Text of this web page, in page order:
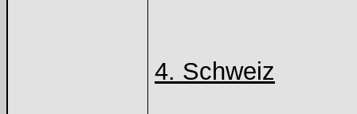
4. Schweiz